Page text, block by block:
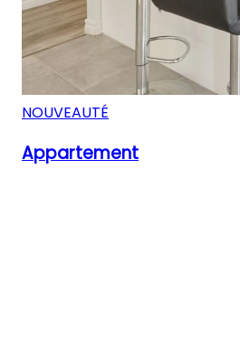
NOUVEAUTÉ
Appartement